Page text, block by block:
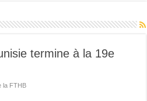
termine à la 19e
la FTHB